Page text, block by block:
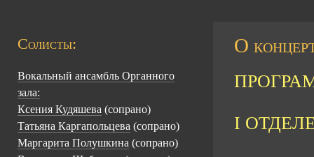
Солисты:
Вокальный ансамбль Органного
зала:
Ксения Кудяшева (сопрано)
Татьяна Каргапольцева (сопрано)
Маргарита Полушкина (сопрано)
О
I